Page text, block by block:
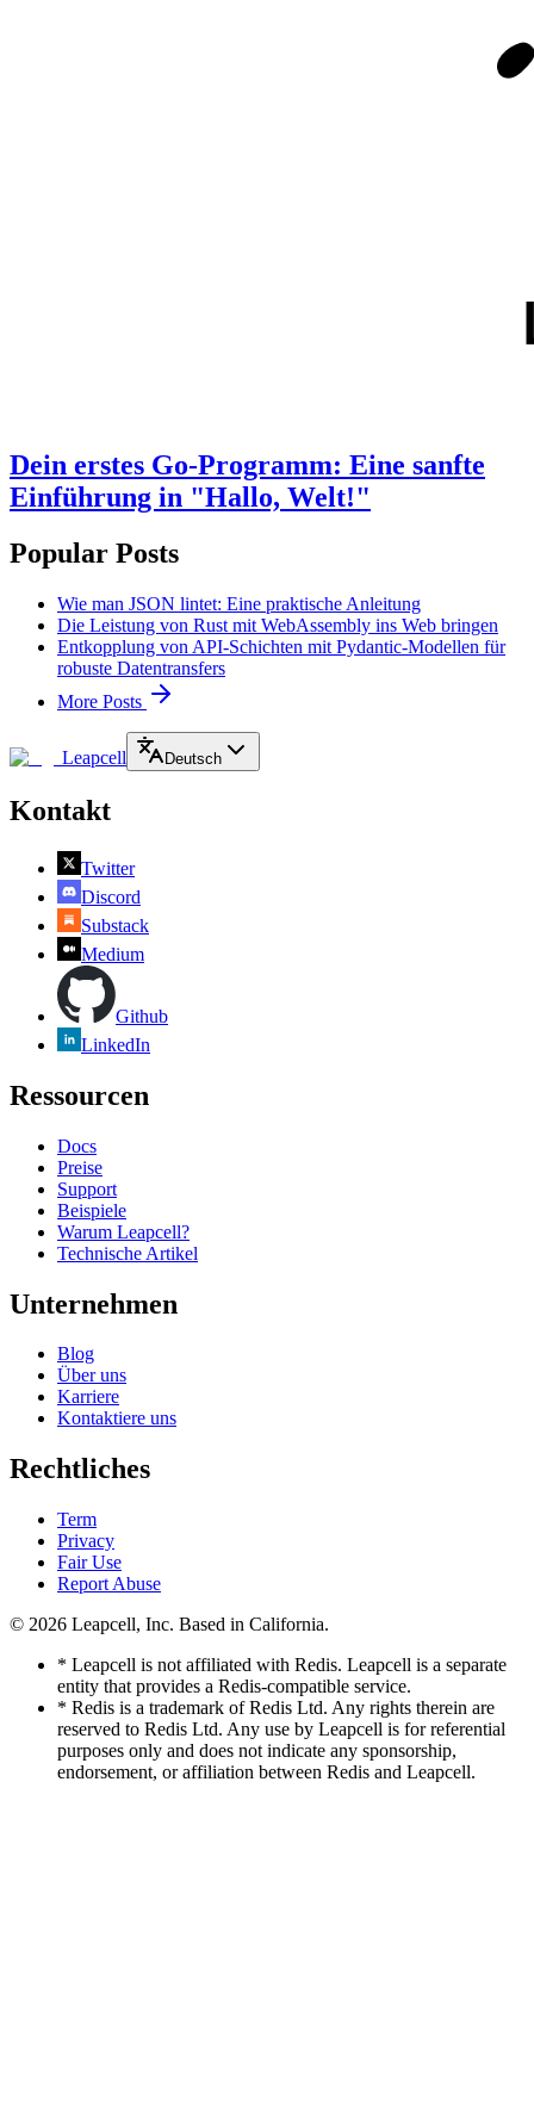
Dein erstes Go-Programm: Eine sanfte
Einführung in "Hallo, Welt!"
Popular Posts
Wie man JSON lintet: Eine praktische Anleitung
Die Leistung von Rust mit WebAssembly ins Web bringen
Entkopplung von API-Schichten mit Pydantic-Modellen für
robuste Datentransfers
More Posts
Leapcell Deutsch
Kontakt
Twitter
Discord
Substack
Medium
Github
LinkedIn
Ressourcen
Docs
Preise
Support
Beispiele
Warum Leapcell?
Technische Artikel
Unternehmen
Blog
Über uns
Karriere
Kontaktiere uns
Rechtliches
Term
Privacy
Fair Use
Report Abuse
© 2026 Leapcell, Inc. Based in California.
* Leapcell is not affiliated with Redis. Leapcell is a separate
entity that provides a Redis-compatible service.
* Redis is a trademark of Redis Ltd. Any rights therein are
reserved to Redis Ltd. Any use by Leapcell is for referential
purposes only and does not indicate any sponsorship,
endorsement, or affiliation between Redis and Leapcell.